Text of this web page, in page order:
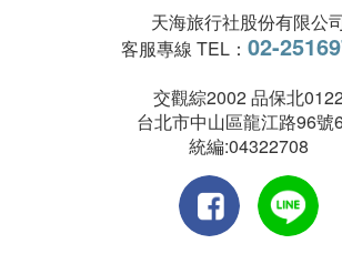
天海旅行社股份有限公
客服專線 TEL： 02-
交觀綜2002 品保北
台北市中山區龍江路96號
統編:04322708